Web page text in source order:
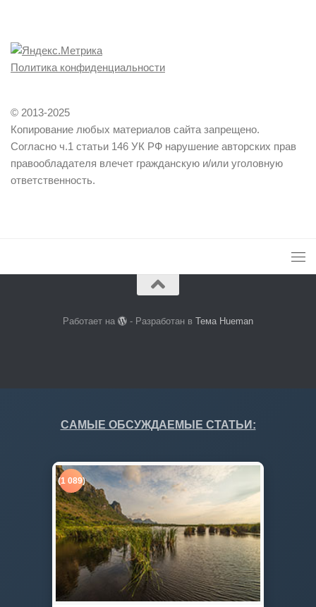
Политика конфиденциальности
© 2013-2025
Копирование любых материалов сайта запрещено.
Согласно ч.1 статьи 146 УК РФ нарушение авторских прав
правообладателя влечет гражданскую и/или уголовную
ответственность.
Работает на - Разработан вТема Hueman
САМЫЕ ОБСУЖДАЕМЫЕ СТАТЬИ:
(1 089)